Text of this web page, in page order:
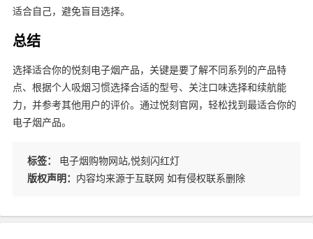
适合自己，避免盲目选择。
总结
选择适合你的悦刻电子烟产品，关键是要了解不同系列的产品特
点、根据个人吸烟习惯选择合适的型号、关注口味选择和续航能
力，并参考其他用户的评价。通过悦刻官网，轻松找到最适合你的
电子烟产品。
标签：
电子烟购物网站,悦刻闪红灯
版权声明： 内容均来源于互联网 如有侵权联系删除